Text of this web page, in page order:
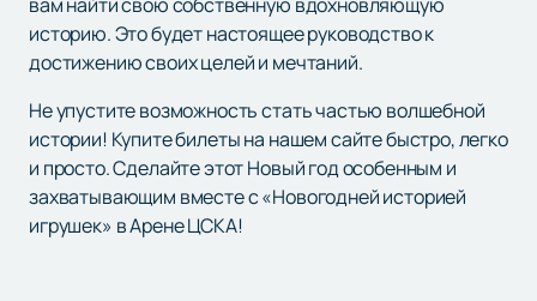
вам найти свою собственную вдохновляющую
историю. Это будет настоящее руководство к
достижению своих целей и мечтаний.
Не упустите возможность стать частью волшебной
истории! Купите билеты на нашем сайте быстро, легко
и просто. Сделайте этот Новый год особенным и
захватывающим вместе с «Новогодней историей
игрушек» в Арене ЦСКА!